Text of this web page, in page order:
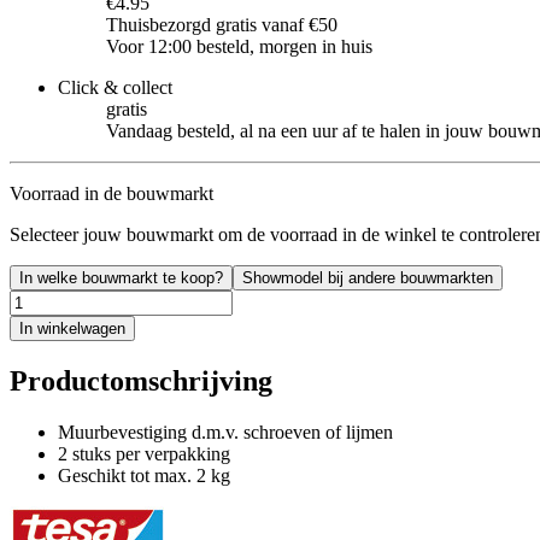
Thuisbezorgd gratis vanaf €50
Voor 12:00 besteld, morgen in huis
Click & collect
gratis
Vandaag besteld, al na een uur af te halen in jouw
Voorraad in de bouwmarkt
Selecteer jouw bouwmarkt om de voorraad in de winkel te
In welke bouwmarkt te koop? Showmodel bij andere bouwmarkten
In winkelwagen
Productomschrijving
Muurbevestiging d.m.v. schroeven of lijmen
2 stuks per verpakking
Geschikt tot max. 2 kg